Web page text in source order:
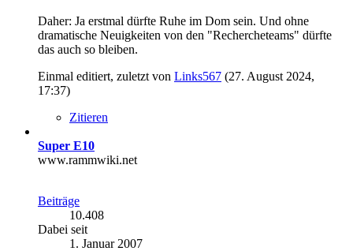
Daher: Ja erstmal dürfte Ruhe im Dom sein. Und ohne
dramatische Neuigkeiten von den "Rechercheteams" dürfte
das auch so bleiben.
Einmal editiert, zuletzt von Links567 (27. August 2024,
17:37)
Zitieren
Super E10
www.rammwiki.net
Beiträge
10.408
Dabei seit
1. Januar 2007